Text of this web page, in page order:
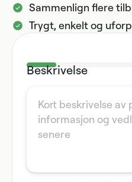
Sammenlign flere
Trygt, enkelt og
Beskrivelse